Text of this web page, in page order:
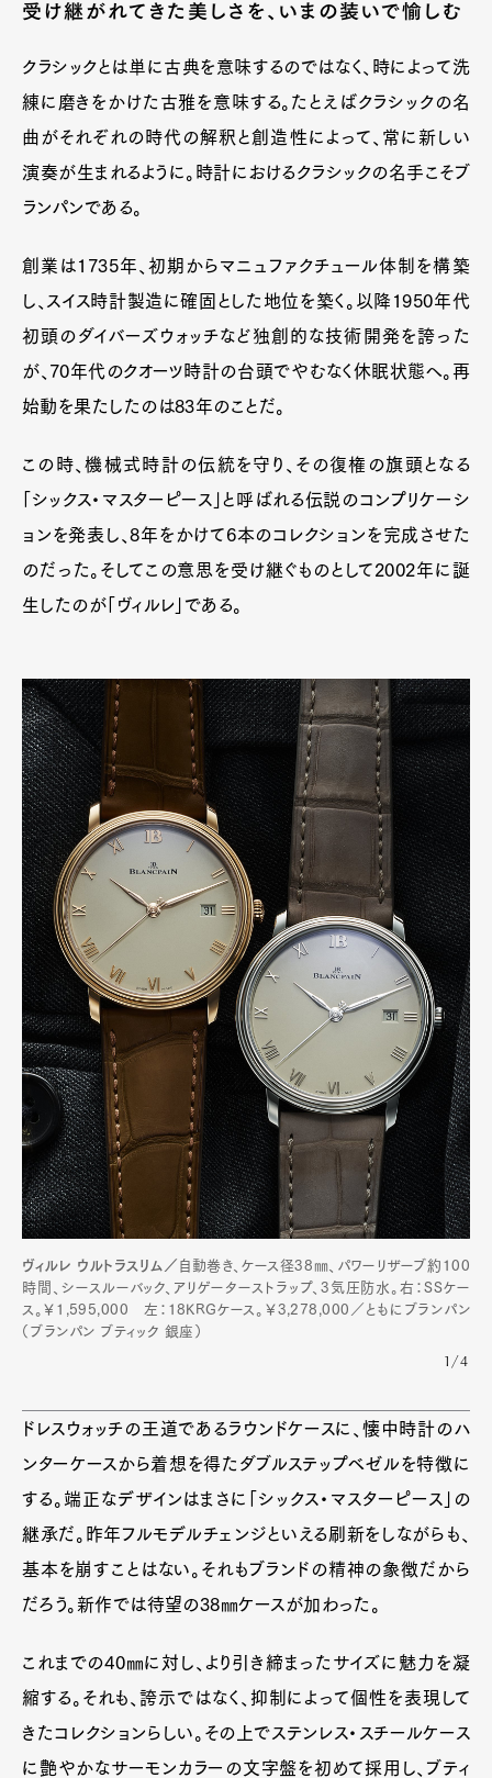
受け継がれてきた美しさを、いまの装いで愉しむ
クラシックとは単に古典を意味するのではなく、時によって洗
練に磨きをかけた古雅を意味する。たとえばクラシックの名
曲がそれぞれの時代の解釈と創造性によって、常に新しい
演奏が生まれるように。時計におけるクラシックの名手こそブ
ランパンである。
創業は1735年、初期からマニュファクチュール体制を構築
し、スイス時計製造に確固とした地位を築く。以降1950年代
初頭のダイバーズウォッチなど独創的な技術開発を誇った
が、70年代のクオーツ時計の台頭でやむなく休眠状態へ。再
始動を果たしたのは83年のことだ。
この時、機械式時計の伝統を守り、その復権の旗頭となる
「シックス・マスターピース」と呼ばれる伝説のコンプリケーシ
ョンを発表し、8年をかけて6本のコレクションを完成させた
のだった。そしてこの意思を受け継ぐものとして2002年に誕
生したのが「ヴィルレ」である。
ヴィルレ ウルトラスリム／ 自動巻き、ケース径38㎜、パワーリザーブ約100
時間、シースルーバック、アリゲーターストラップ、3気圧防水。右：SSケー
ス。￥1,595,000 左：18KRGケース。￥3,278,000／ともにブランパン
（ブランパン ブティック 銀座）
1/4
ドレスウォッチの王道であるラウンドケースに、懐中時計のハ
ンターケースから着想を得たダブルステップベゼルを特徴に
する。端正なデザインはまさに「シックス・マスターピース」の
継承だ。昨年フルモデルチェンジといえる刷新をしながらも、
基本を崩すことはない。それもブランドの精神の象徴だから
だろう。新作では待望の38㎜ケースが加わった。
これまでの40㎜に対し、より引き締まったサイズに魅力を凝
縮する。それも、誇示ではなく、抑制によって個性を表現して
きたコレクションらしい。その上でステンレス・スチールケース
に艶やかなサーモンカラーの文字盤を初めて採用し、ブティ